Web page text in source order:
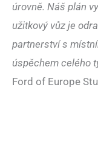
úrovně. Náš plán
užitkový vůz je
partnerství s
úspěchem celého
Ford of Europe